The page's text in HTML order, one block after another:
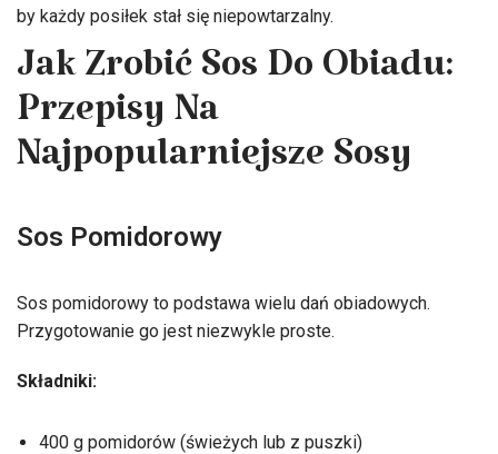
by każdy posiłek stał się niepowtarzalny.
Jak Zrobić Sos Do Obiadu:
Przepisy Na
Najpopularniejsze Sosy
Sos Pomidorowy
Sos pomidorowy to podstawa wielu dań obiadowych.
Przygotowanie go jest niezwykle proste.
Składniki:
400 g pomidorów (świeżych lub z puszki)